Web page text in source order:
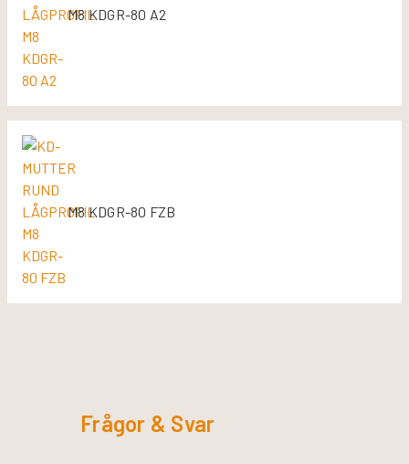
M8 KDGR-80 A2
M8 KDGR-80 FZB
Frågor & Svar